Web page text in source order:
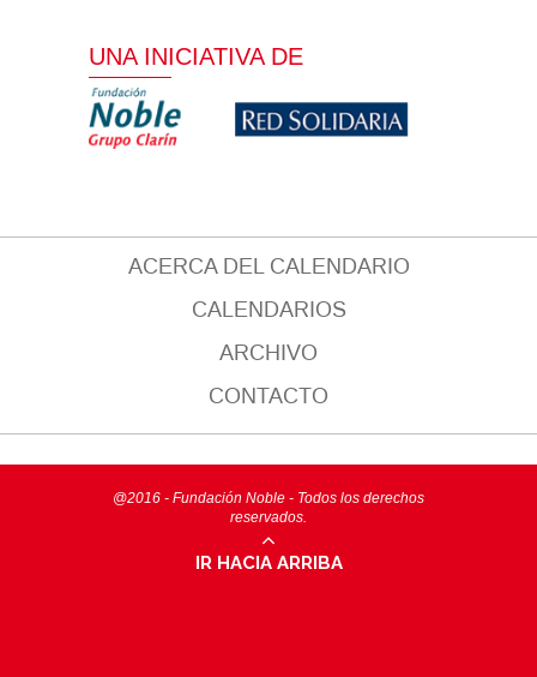
UNA INICIATIVA DE
ACERCA DEL CALENDARIO
CALENDARIOS
ARCHIVO
CONTACTO
@2016 - Fundación Noble - Todos los derechos
reservados.
IR HACIA ARRIBA